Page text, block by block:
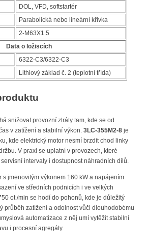
DOL, VFD, softstartér
Parabolická nebo lineární křivka
2-M63X1.5
Data o ložiscích
6322-C3/6322-C3
Lithiový základ č. 2 (teplotní třída)
snižovat provozní ztráty tam, kde se od
v zatížení a stabilní výkon. 3LC-355M2-8 je
kde elektrický motor nesmí brzdit chod linky
V praxi se uplatní v provozech, které
intervaly i dostupnost náhradních dílů.
s jmenovitým výkonem 160 kW a napájením
ve středních podnicích i ve velkých
ot./min se hodí do pohonů, kde je důležitý
průběh zatížení a odolnost vůči dlouhodobému
automatizace z něj umí vytěžit stabilní
i procesní agregáty.